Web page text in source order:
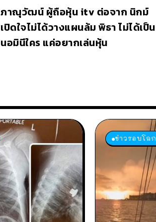
ภาณุวัฒน์ ผู้ถือหุ้น itv ต่อจาก นิกม์
เปิดใจไม่ได้วางแผนล้ม พิธา ไม่ได้เป็น
นอมินีใคร แค่อยากเล่นหุ้น
ข่าวรอบโลก